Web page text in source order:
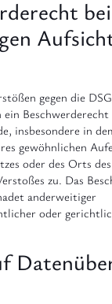
gegen die
insbesondere in
gewöhnlichen
oder des Orts des
zu. Das
anderweitiger
oder